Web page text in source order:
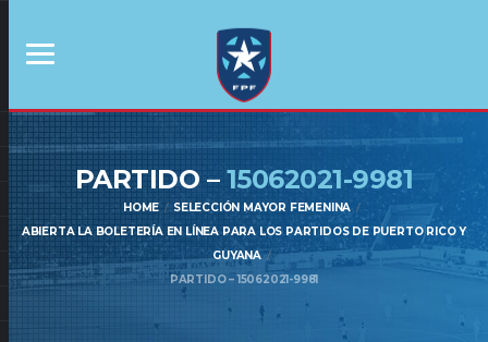
PARTIDO – 15062021-9981
HOME
SELECCIÓN MAYOR FEMENINA
ABIERTA LA BOLETERÍA EN LÍNEA PARA LOS PARTIDOS DE PUERTO RICO Y
GUYANA
PARTIDO – 15062021-9981